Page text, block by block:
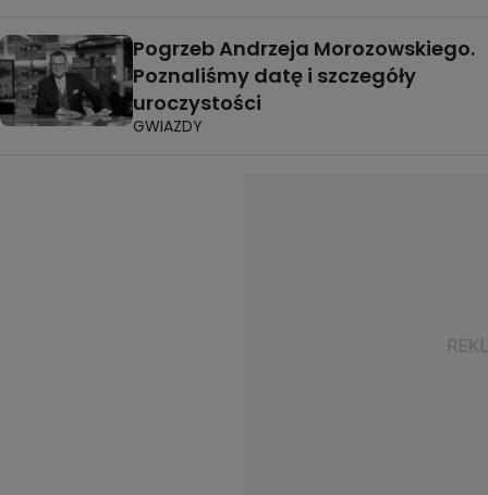
Pogrzeb Andrzeja Morozowskiego.
Poznaliśmy datę i szczegóły
uroczystości
GWIAZDY